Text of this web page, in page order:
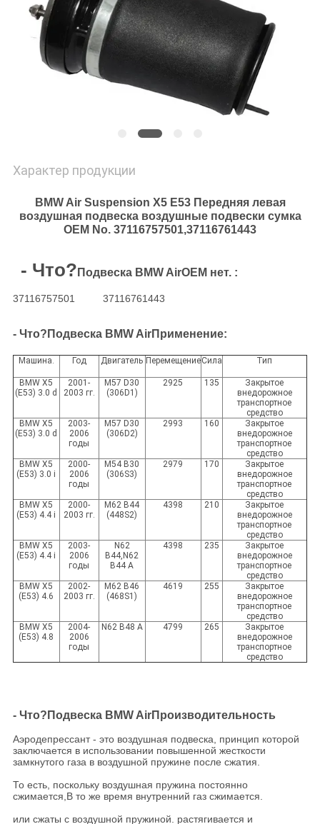
Характер продукции
BMW Air Suspension X5 E53 Передняя левая
воздушная подвеска воздушные подвески сумка
OEM No. 37116757501,37116761443
- Что? Подвеска BMW AirOEM нет. :
37116757501 37116761443
- Что? Подвеска BMW AirПрименение:
Машина. Год Двигатель ПеремещениеСила Тип
BMW X5
(E53) 3.0 d
2001-
2003 гг.
M57 D30
(306D1)
2925 135
Закрытое
внедорожное
транспортное
средство
BMW X5
(E53) 3.0 d
2003-
2006
годы
M57 D30
(306D2)
2993 160
Закрытое
внедорожное
транспортное
средство
BMW X5
(E53) 3.0 i
2000-
2006
годы
M54 B30
(306S3)
2979 170
Закрытое
внедорожное
транспортное
средство
BMW X5
(E53) 4.4 i
2000-
2003 гг.
M62 B44
(448S2)
4398 210
Закрытое
внедорожное
транспортное
средство
BMW X5
(E53) 4.4 i
2003-
2006
годы
N62
B44,N62
B44 A
4398 235
Закрытое
внедорожное
транспортное
средство
BMW X5
(E53) 4.6
2002-
2003 гг.
M62 B46
(468S1)
4619 255
Закрытое
внедорожное
транспортное
средство
BMW X5
(E53) 4.8
2004-
2006
годы
N62 B48 A 4799 265
Закрытое
внедорожное
транспортное
средство
- Что? Подвеска BMW AirПроизводительность
Аэродепрессант - это воздушная подвеска, принцип которой
заключается в использовании повышенной жесткости
замкнутого газа в воздушной пружине после сжатия.
То есть, поскольку воздушная пружина постоянно
сжимается,В то же время внутренний газ сжимается.
или сжаты с воздушной пружиной. растягивается и